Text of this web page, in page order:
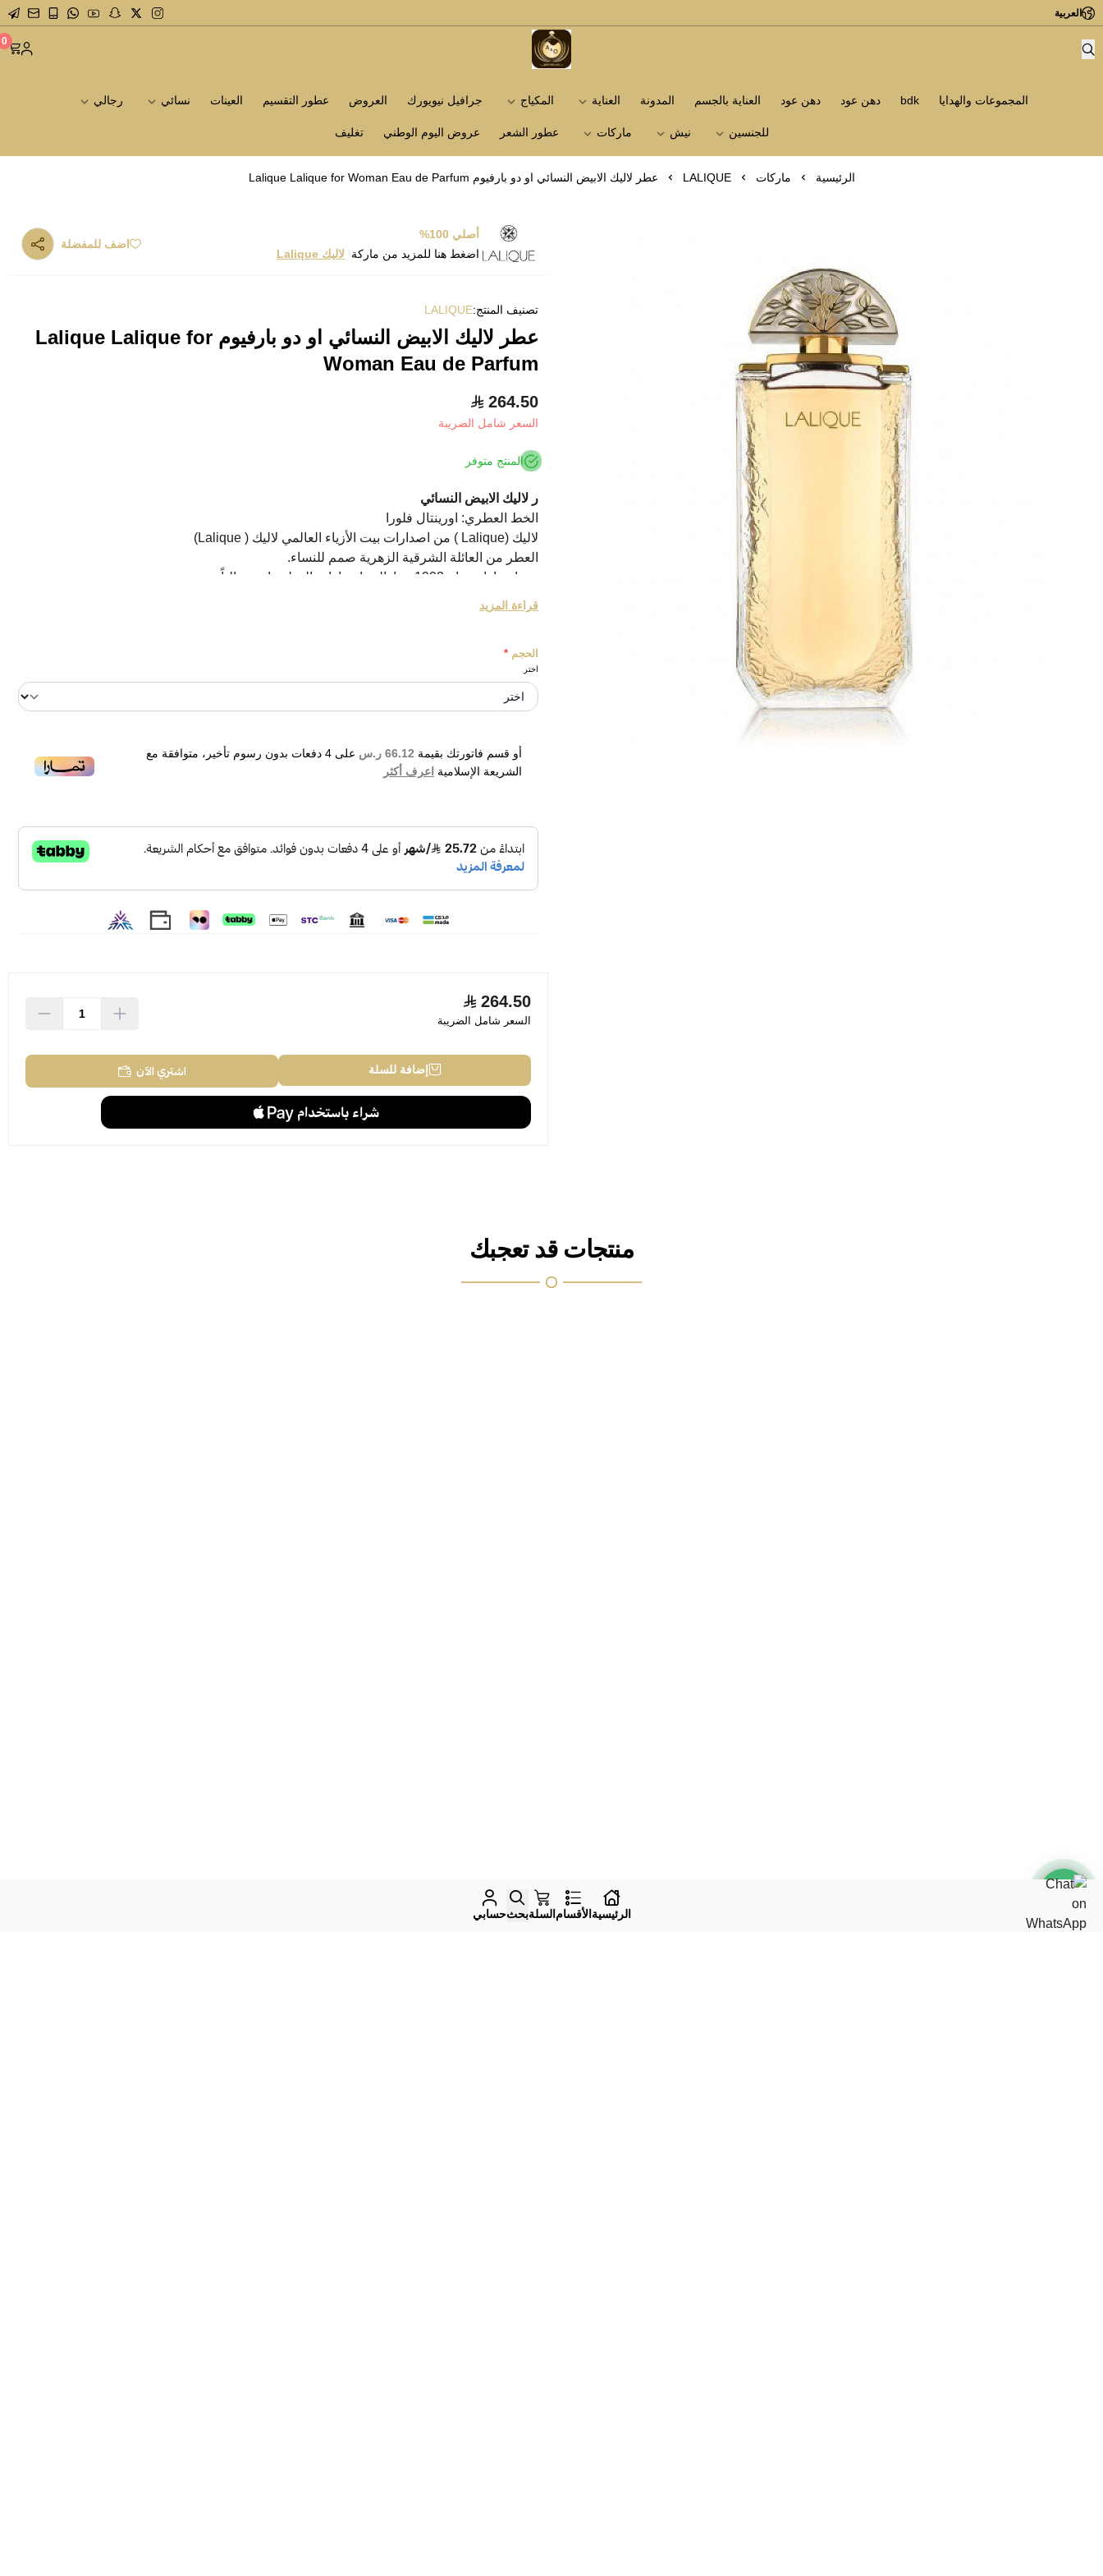
العربية
متجر عاشق العطور 0
المجموعات والهدايا bdk دهن عود دهن عود العناية بالجسم المدونة العناية المكياج جرافيل نيويورك العروض عطور التقسيم العينات نسائي رجالي
للجنسين نيش ماركات عطور الشعر عروض اليوم الوطني تغليف
الرئيسية ماركات LALIQUE عطر لاليك الابيض النسائي او دو بارفيوم Lalique Lalique for Woman Eau de Parfum
أصلي 100%
اضغط هنا للمزيد من ماركة
لاليك Lalique
اضف للمفضلة
تصنيف المنتج:LALIQUE
عطر لاليك الابيض النسائي او دو بارفيوم Lalique Lalique for
Woman Eau de Parfum
264.50
السعر شامل الضريبة
المنتج متوفر
ر لاليك الابيض النسائي
الخط العطري: اورينتال فلورا
لاليك (Lalique ) من اصدارات بيت الأزياء العالمي لاليك ( Lalique)
العطر من العائلة الشرقية الزهرية صمم للنساء.
من اصدارات عام 1992 ومازالت اصدارات العطر واردة حالياً.
الخبير وراء هذا التكوين العطري هو صوفيا جروزمان (Sophia Grojsman).
يتألق التكوين العطري برفقة باقة متألقة تفتتحها القمة العطرية برفقة القرنفل، الياسمين، الورد
ويتوسط القلب العطري التكوين مع الكاسي، الكمثرى والتوت الاسود .
بينما تختتم القاعدة العطرية التكوين مع الفانيلا، خشب الصندل والمسك الابيض.
Lalique Lalique for Woman Eau de Parfum
قراءة المزيد
الحجم *
اختر
أو قسم فاتورتك بقيمة 66.12 ر.س على 4 دفعات بدون رسوم تأخير، متوافقة مع
الشريعة الإسلامية اعرف أكثر
264.50
السعر شامل الضريبة
إضافة للسلة اشتري الآن
منتجات قد تعجبك
الرئيسية الأقسام السلةبحثحسابي